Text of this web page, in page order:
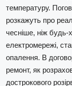
температуру.
розкажуть про
чесніше, ніж будь-
електромережі,
опалення. В
ремонт, як
дострокового